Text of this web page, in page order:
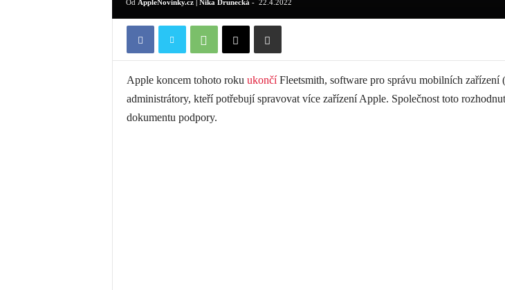
Od AppleNovinky.cz | Nika Drunecká - 22.4.2022
Apple koncem tohoto roku ukončíFleetsmith, software pro správu mobilních
administrátory, kteří potřebují spravovat více zařízení Apple. Společnost toto
dokumentu podpory.